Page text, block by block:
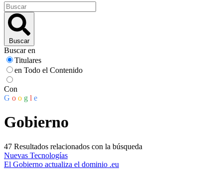
Buscar
Buscar en
Titulares
en Todo el Contenido
Con
G o o g l e
Gobierno
47 Resultados relacionados con la búsqueda
Nuevas Tecnologías
El Gobierno actualiza el dominio .eu